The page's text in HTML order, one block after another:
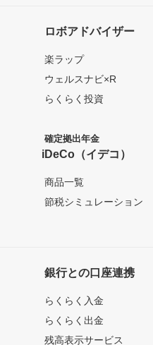
ロボアドバイザー
楽ラップ
ウェルスナビ×R
らくらく投資
確定拠出年金
iDeCo（イデコ）
商品一覧
節税シミュレーション
銀行との口座連携
らくらく入金
らくらく出金
残高表示サービス